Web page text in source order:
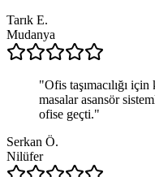
Tarık E.
Mudanya
"Ofis taşımacılığı
masalar asansör
ofise geçti."
Serkan Ö.
Nilüfer